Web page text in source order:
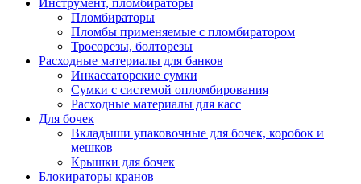
Инструмент, пломбираторы
Пломбираторы
Пломбы применяемые с пломбиратором
Тросорезы, болторезы
Расходные материалы для банков
Инкассаторские сумки
Сумки с системой опломбирования
Расходные материалы для касс
Для бочек
Вкладыши упаковочные для бочек, коробок и
мешков
Крышки для бочек
Блокираторы кранов